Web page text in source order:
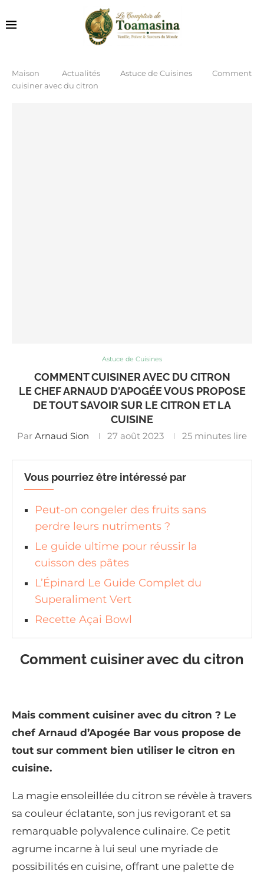
Maison Actualités Astuce de Cuisines
Comment
cuisiner avec du citron
Astuce de Cuisines
COMMENT CUISINER AVEC DU CITRON
LE CHEF ARNAUD D'APOGÉE VOUS PROPOSE
DE TOUT SAVOIR SUR LE CITRON ET LA
CUISINE
Par Arnaud Sion 27 août 2023 25 minutes lire
Vous pourriez être intéressé par
Peut-on congeler des fruits sans
perdre leurs nutriments ?
Le guide ultime pour réussir la
cuisson des pâtes
L’Épinard Le Guide Complet du
Superaliment Vert
Recette Açai Bowl
Comment cuisiner avec du citron
Mais comment cuisiner avec du citron ? Le
chef Arnaud d’Apogée Bar vous propose de
tout sur comment bien utiliser le citron en
cuisine.
La magie ensoleillée du citron se révèle à travers
sa couleur éclatante, son jus revigorant et sa
remarquable polyvalence culinaire. Ce petit
agrume incarne à lui seul une myriade de
possibilités en cuisine, offrant une palette de